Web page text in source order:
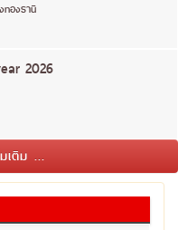
ทองธานี
2026
เติม ...